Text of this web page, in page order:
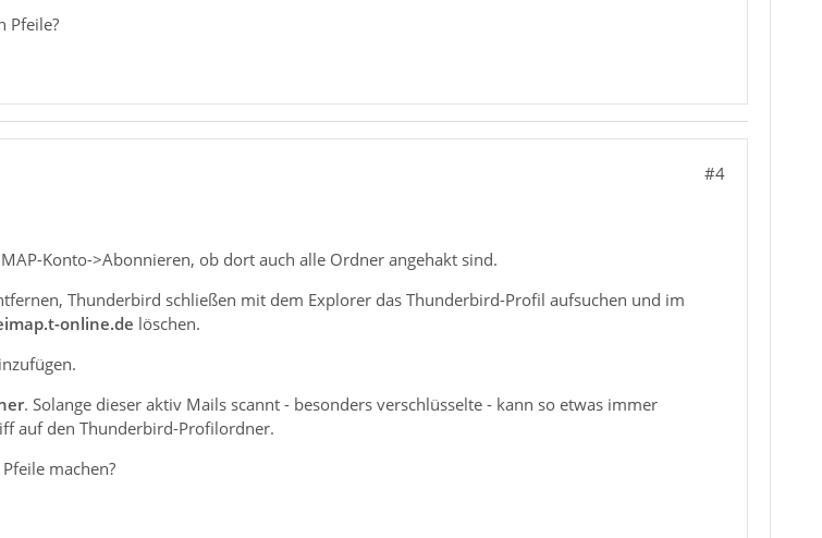
Pfeile?
#4
Konto->Abonnieren, ob dort auch alle Ordner angehakt sind.
Thunderbird schließen mit dem Explorer das Thunderbird-Profil aufsuchen und im
online.de löschen.
. Solange dieser aktiv Mails scannt - besonders verschlüsselte - kann so etwas immer
auf den Thunderbird-Profilordner.
machen?